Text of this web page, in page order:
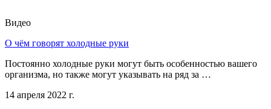
Видео
О чём говорят холодные руки
Постоянно холодные руки могут быть особенностью вашего
организма, но также могут указывать на ряд за …
14 апреля 2022 г.